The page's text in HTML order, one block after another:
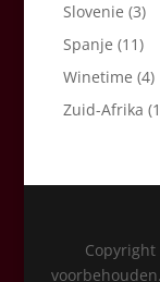
Slovenie (3)
Spanje (11)
Winetime (4)
Zuid-Afrika